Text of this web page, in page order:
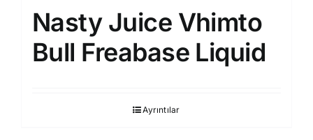
Nasty Juice Vhimto
Bull Freabase Liquid
Ayrıntılar